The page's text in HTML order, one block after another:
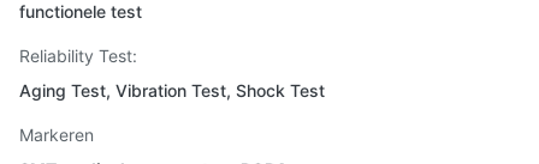
functionele test
Reliability Test:
Aging Test, Vibration Test, Shock Test
Markeren